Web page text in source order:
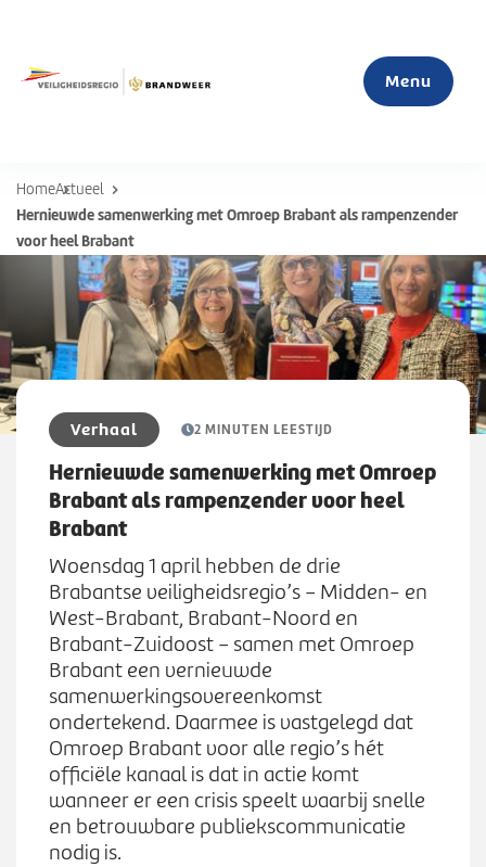
Menu
Home
Actueel
Mijn veiligheid
S
e
n
Organisatie
Werken bij
S
b
m
e
n
Zoeken
Z
e
n
HomeActueel
Hernieuwde samenwerking met Omroep Brabant als rampenzender
voor heel Brabant
Verhaal 2 MINUTEN LEESTIJD
Hernieuwde samenwerking met Omroep
Brabant als rampenzender voor heel
Brabant
Woensdag 1 april hebben de drie
Brabantse veiligheidsregio’s – Midden- en
West-Brabant, Brabant-Noord en
Brabant-Zuidoost – samen met Omroep
Brabant een vernieuwde
samenwerkingsovereenkomst
ondertekend. Daarmee is vastgelegd dat
Omroep Brabant voor alle regio’s hét
officiële kanaal is dat in actie komt
wanneer er een crisis speelt waarbij snelle
en betrouwbare publiekscommunicatie
nodig is.